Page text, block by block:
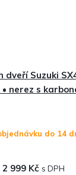
Suzuki
• nerez s
do 14
2 999 Kč